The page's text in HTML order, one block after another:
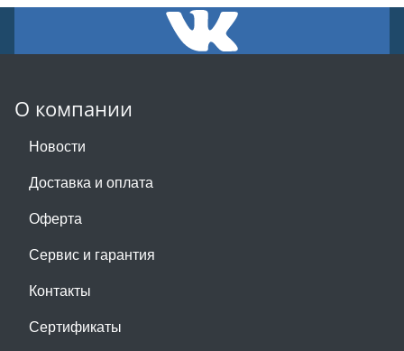
О компании
Новости
Доставка и оплата
Оферта
Сервис и гарантия
Контакты
Сертификаты